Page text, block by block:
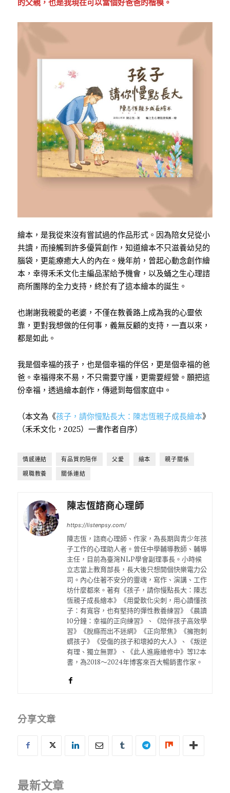
的父親，也是我現在可以當個好爸爸的楷模。
繪本，是我從來沒有嘗試過的作品形式。因為陪女兒從小
共讀，而接觸到許多優質創作，知道繪本不只滋養幼兒的
腦袋，更能療癒大人的內在。幾年前，曾起心動念創作繪
本，幸得禾禾文化主編品潔給予機會，以及蛹之生心理諮
商所團隊的全力支持，終於有了這本繪本的誕生。
也謝謝我親愛的老婆，不僅在教養路上成為我的心靈依
靠，更對我想做的任何事，義無反顧的支持，一直以來，
都是如此。
我是個幸福的孩子，也是個幸福的伴侶，更是個幸福的爸
爸。幸福得來不易，不只需要守護，更需要經營。願把這
份幸福，透過繪本創作，傳遞到每個家庭中。
（本文為《孩子，請你慢點長大：陳志恆親子成長繪本》
（禾禾文化，2025）一書作者自序）
情感連結 有品質的陪伴 父愛 繪本
親子關係
親職教養
關係連結
陳志恆諮商心理師
https://listenpsy.com/
陳志恆，諮商心理師、作家，為長期與青少年孩
子工作的心理助人者。曾任中學輔導教師、輔導
主任，目前為臺灣NLP學會副理事長。小時候
立志當上教育部長，長大後只想開個快樂電力公
司。內心住著不安分的靈魂，寫作、演講、工作
坊什麼都來。著有《孩子，請你慢點長大：陳志
恆親子成長繪本》《用愛軟化尖刺，用心讀懂孩
子：有寬容，也有堅持的彈性教養練習》《晨讀
10分鐘：幸福的正向練習》、《陪伴孩子高效學
習》《脫癮而出不迷網》《正向聚焦》《擁抱刺
蝟孩子》《受傷的孩子和壞掉的大人》、《叛逆
有理、獨立無罪》、《此人進廠維修中》等12本
書，為2018～2024年博客來百大暢銷書作家。
分享文章
最新文章